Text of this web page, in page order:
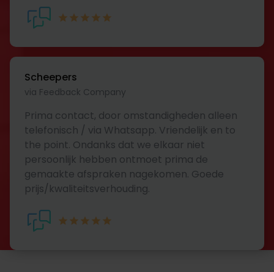
Scheepers
via Feedback Company
Prima contact, door omstandigheden alleen
telefonisch / via Whatsapp. Vriendelijk en to
the point. Ondanks dat we elkaar niet
persoonlijk hebben ontmoet prima de
gemaakte afspraken nagekomen. Goede
prijs/kwaliteitsverhouding.